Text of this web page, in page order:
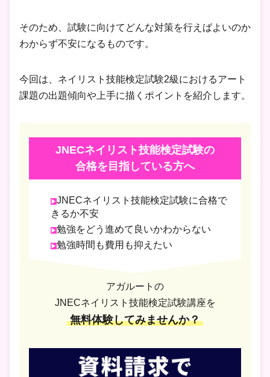
そのため、試験に向けてどんな対策を行えばよいのか
わからず不安になるものです。
今回は、ネイリスト技能検定試験2級におけるアート
課題の出題傾向や上手に描くポイントを紹介します。
JNECネイリスト技能検定試験の
合格を目指している方へ
JNECネイリスト技能検定試験に合格で
きるか不安
勉強をどう進めて良いかわからない
勉強時間も費用も抑えたい
アガルートの
JNECネイリスト技能検定試験講座を
無料体験してみませんか？